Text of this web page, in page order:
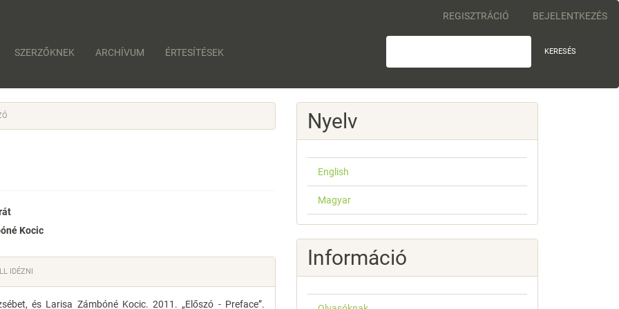
REGISZTRÁCIÓ BEJELENTKEZÉS
SZERZŐKNEK ARCHÍVUM ÉRTESÍTÉSEK KERESÉS
Kocic
IDÉZNI
és Larisa Zámbóné Kocic. 2011. „Előszó - Preface”.
Nyelv
English
Magyar
Információ